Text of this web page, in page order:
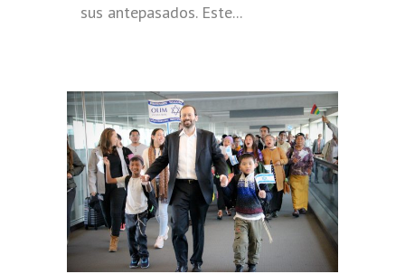
sus antepasados. Este...